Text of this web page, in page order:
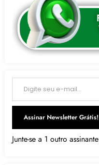
Digite seu e-mail…
Assinar Newsletter Grátis!
Junte-se a 1 outro assinante